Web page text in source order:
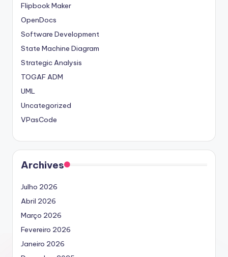
Flipbook Maker
OpenDocs
Software Development
State Machine Diagram
Strategic Analysis
TOGAF ADM
UML
Uncategorized
VPasCode
Archives
Julho 2026
Abril 2026
Março 2026
Fevereiro 2026
Janeiro 2026